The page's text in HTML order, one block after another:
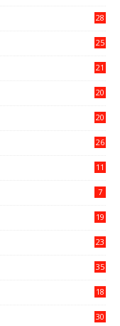
28
25
21
20
20
26
11
7
19
23
35
18
30